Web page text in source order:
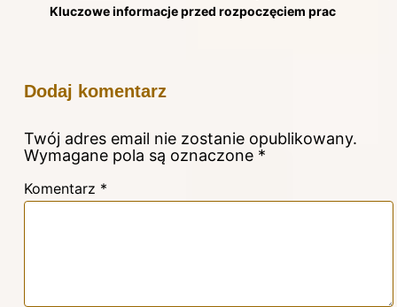
Kluczowe informacje przed rozpoczęciem prac
Dodaj komentarz
Twój adres email nie zostanie opublikowany.
Wymagane pola są oznaczone *
Komentarz *